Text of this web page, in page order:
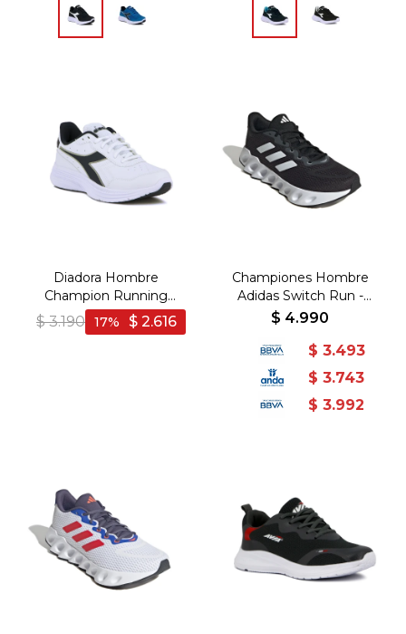
Diadora Hombre
Champion Running
EAGLE 8 SL - Blanco-
Marino
$ 3.190 $ 2.616
17
Championes Hombre
Adidas Switch Run -
Negro-Blanco
$ 4.990
$ 3.493
$ 3.743
$ 3.992